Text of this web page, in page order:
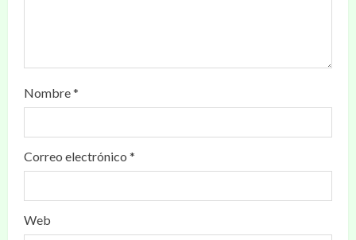
Nombre*
Correo electrónico *
Web